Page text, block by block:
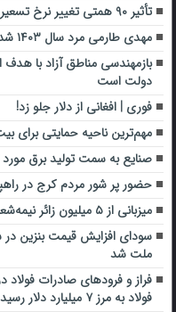
تأثیر ۹۰ همتی تغییر نرخ تسعیر ارز بر زنجیره پتروپالایشی
مهدی طارمی مرد سال ۱۴۰۳ شد
بازمهندسی مناطق آزاد با هدف
دولت است
فوری | افغانی از دلار جلو زد!
مهم‌ترین ناحیه حمایتی برای
صنایع به سمت تولید برق مورد
حضور پر شور مردم کرج در
میزبانی از ۵ میلیون زائر نیمه‌شعبان نیازمند حمایت دولت
سودای افزایش قیمت بنزین
ملت شد
فولاد به مرز ۷ میلیارد دلار رسید